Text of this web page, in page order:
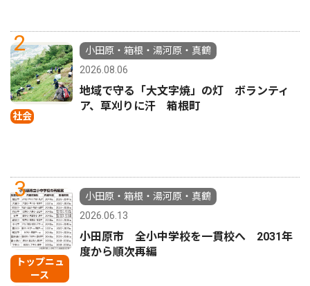
2
社会
小田原・箱根・湯河原・真鶴
2026.08.06
地域で守る「大文字焼」の灯 ボランティ
ア、草刈りに汗 箱根町
3
トップニュ
ース
小田原・箱根・湯河原・真鶴
2026.06.13
小田原市 全小中学校を一貫校へ 2031年
度から順次再編